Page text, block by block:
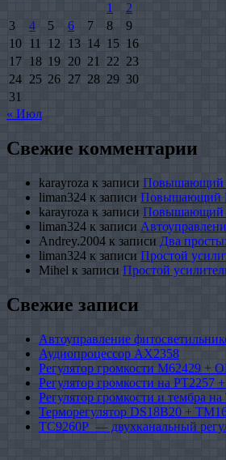
1
2
3
4 5 6 7 8
9
10 11 12 13 14 15 16
17 18 19 20 21 22 23
24 25 26 27 28 29 30
31
« Июл
Свежие комментарии
karayroza к записи Повышающий
liman324 к записи Повышающий
karayroza к записи Повышающий
liman324 к записи
Andrey.2004 к записи Два
liman324 к записи Простой
Mihel к записи Простой
Свежие записи
Автоуправление
Аудиопроцессор AX2358
Регулятор громкости M62429 +
Регулятор громкости на
Регулятор громкости и тембра
Терморегулятор DS18B20 +
TC9260P — двухканальный